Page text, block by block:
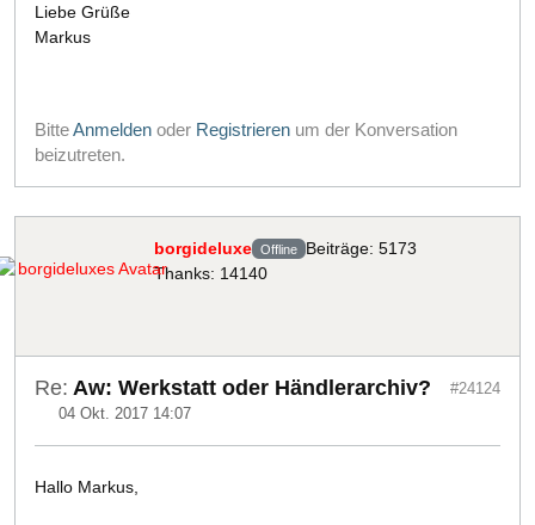
Liebe Grüße
Markus
BitteAnmelden oder Registrieren um der Konversation
beizutreten.
borgideluxe Offline Beiträge: 5173
Thanks: 14140
Re: Aw: Werkstatt oder Händlerarchiv?
04 Okt. 2017 14:07
#24124
Hallo Markus,